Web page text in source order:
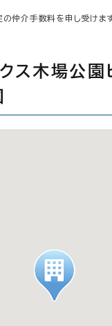
仲介手数料を申し受けます
ス木場公園